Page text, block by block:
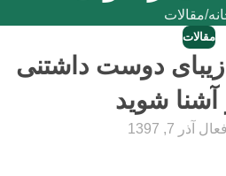
مقالات
مقالات
زیبای دوست داشتنی
آشنا شوید
فعال آذر 7, 1397